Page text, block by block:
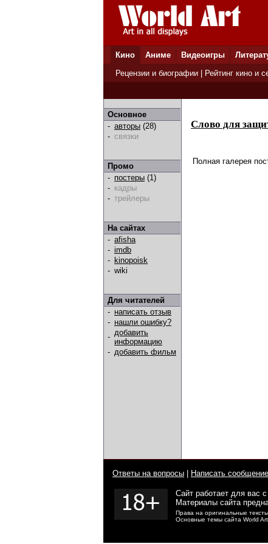
Кино Аниме Видеоигры
Рецензии и биографии
Рейтинг кино и
Основное
- авторы (28)
- связки
Промо
- постеры (1)
- кадры
- трейлеры
На сайтах
- afisha
- imdb
- kinopoisk
- wiki
Для читателей
- написать отзыв
- нашли ошибку?
- добавить
информацию
- добавить фильм
Слово для
Полная галерея
Ответы на вопросы Написать
Сайт работает для вас
Материалы сайта
Права на оригинальные
Основные темы сайта World